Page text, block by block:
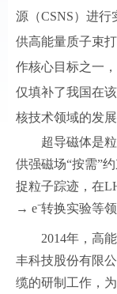
源（CSNS）进行
供高能量质子束
作核心目标之一
仅填补了我国在
核技术领域的发
超导磁体是
供强磁场“按需”
捉粒子踪迹，在
→ e⁻转换实验等
2014年，高
丰科技股份有限
缆的研制工作，